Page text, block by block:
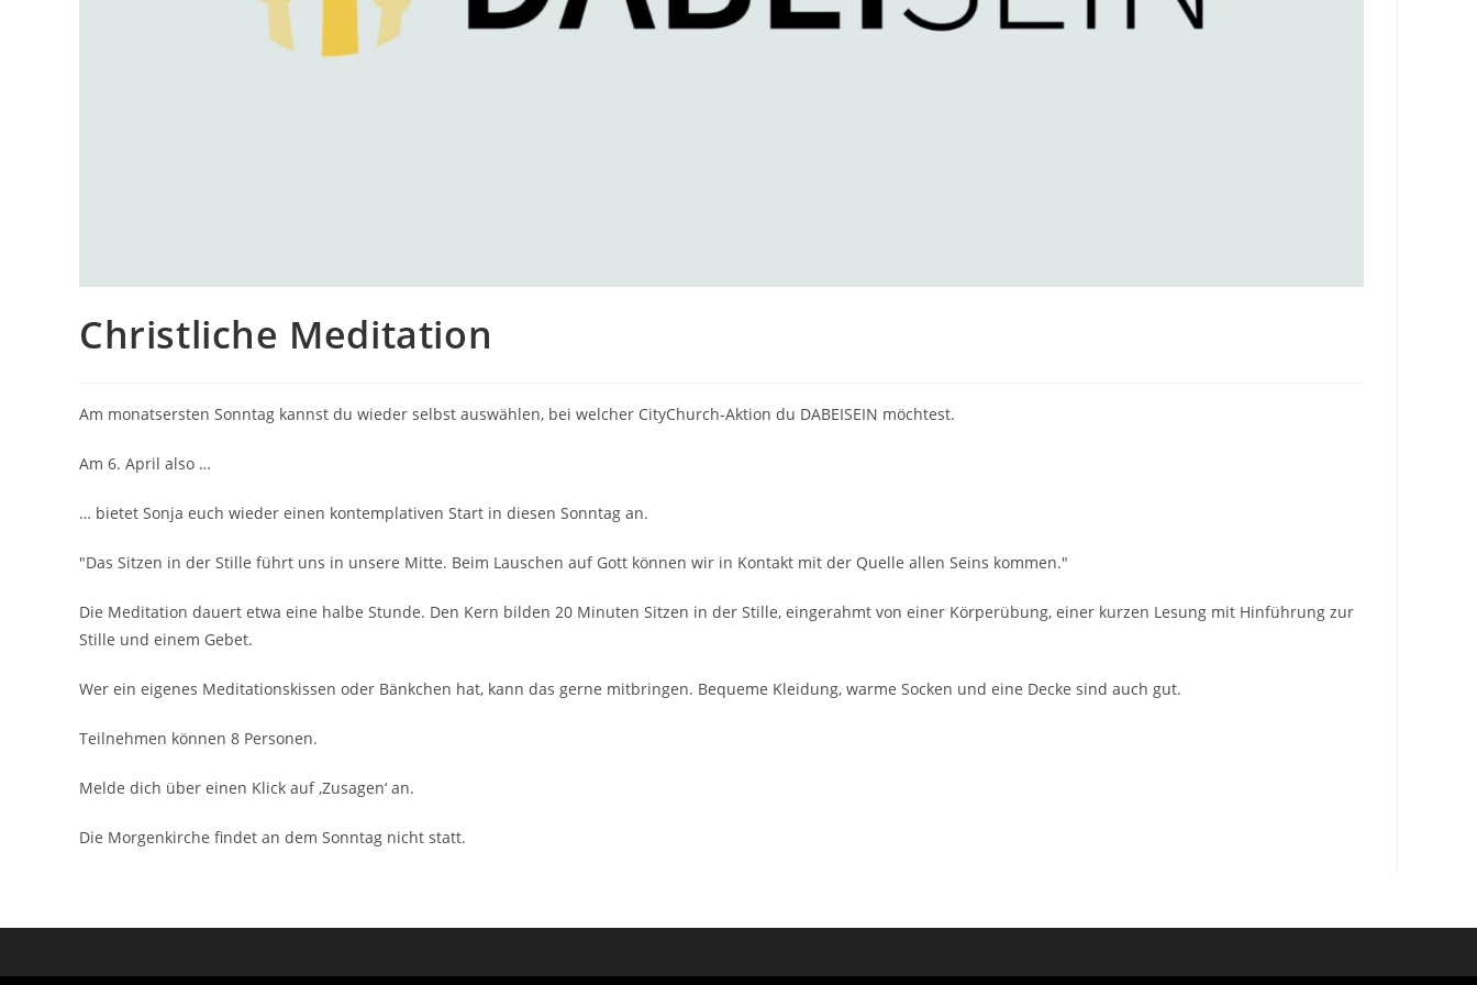
Christliche Meditation
Am monatsersten Sonntag kannst du wieder selbst auswählen, bei welcher CityChurch-Aktion du DABEISEIN möchtest.
Am 6. April also …
… bietet Sonja euch wieder einen kontemplativen Start in diesen Sonntag an.
"Das Sitzen in der Stille führt uns in unsere Mitte. Beim Lauschen auf Gott können wir in Kontakt mit der Quelle allen Seins kommen."
Die Meditation dauert etwa eine halbe Stunde. Den Kern bilden 20 Minuten Sitzen in der Stille, eingerahmt von einer Körperübung, einer kurzen Lesung mit Hinführung zur
Stille und einem Gebet.
Wer ein eigenes Meditationskissen oder Bänkchen hat, kann das gerne mitbringen. Bequeme Kleidung, warme Socken und eine Decke sind auch gut.
Teilnehmen können 8 Personen.
Melde dich über einen Klick auf ‚Zusagen‘ an.
Die Morgenkirche findet an dem Sonntag nicht statt.